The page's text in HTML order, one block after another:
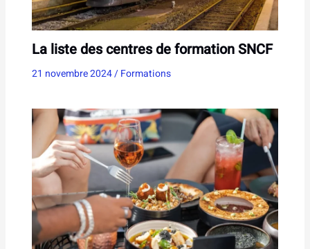
La liste des centres de formation SNCF
21 novembre 2024/Formations